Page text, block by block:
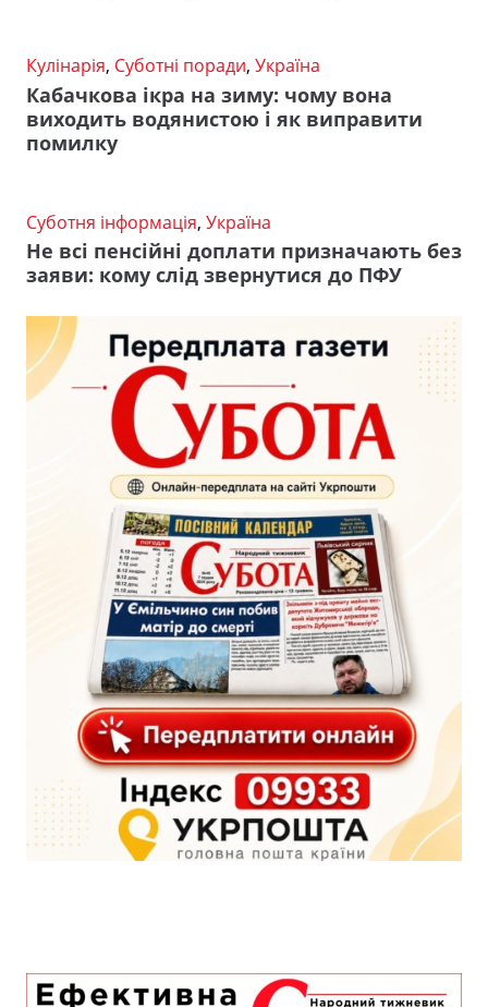
Кулінарія, Суботні поради, Україна
Кабачкова ікра на зиму: чому вона
виходить водянистою і як виправити
помилку
Суботня інформація, Україна
Не всі пенсійні доплати призначають без
заяви: кому слід звернутися до ПФУ